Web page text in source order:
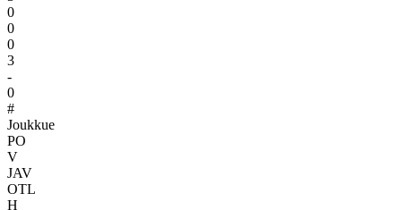
0
0
0
3
-
0
#
Joukkue
PO
V
JAV
OTL
H